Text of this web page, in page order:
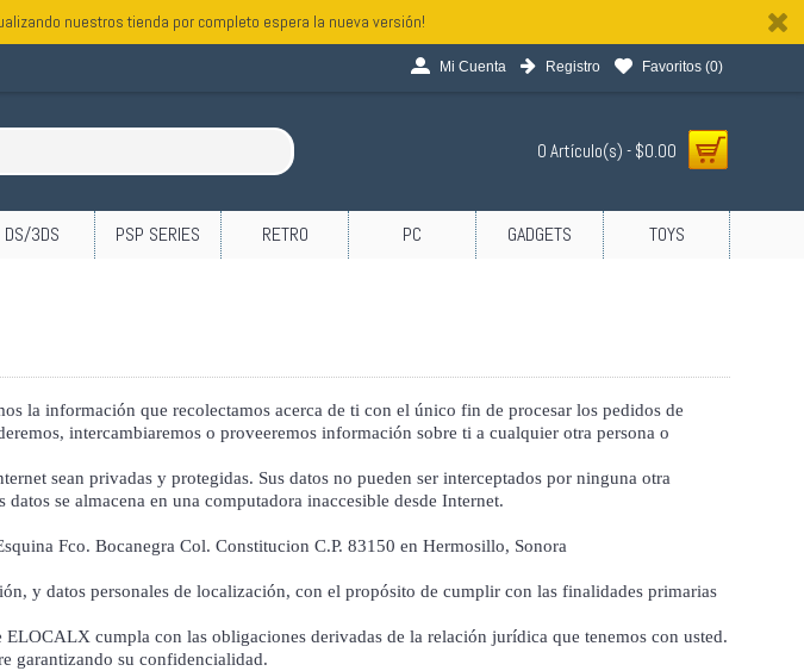
nuestros tienda por completo espera la nueva versión!
Mi Cuenta Registro Favoritos (0)
0 Artículo(s) - $0.00
DS/3DS PSP SERIES RETRO PC GADGETS TOYS
la información que recolectamos acerca de ti con el único fin de procesar los pedidos de
intercambiaremos o proveeremos información sobre ti a cualquier otra persona o
sean privadas y protegidas. Sus datos no pueden ser interceptados por ninguna otra
se almacena en una computadora inaccesible desde Internet.
Fco. Bocanegra Col. Constitucion C.P. 83150 en Hermosillo, Sonora
y datos personales de localización, con el propósito de cumplir con las finalidades primarias
cumpla con las obligaciones derivadas de la relación jurídica que tenemos con usted.
garantizando su confidencialidad.